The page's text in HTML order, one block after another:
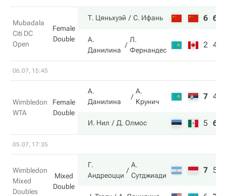
Mubadala
Citi DC
Open
Female
Double
Т. Цяньхуэй С. Ифань 6 6
А.
Данилина
Л.
Фернандес
2 4
06.07, 15:45
Wimbledon
WTA
Female
Double
А.
Данилина
А.
Крунич
7 4
И. Нил Д. Олмос 5 6
05.07, 17:35
Wimbledon
Mixed
Doubles
Mixed
Double
Г.
Андреоцци
А.
Сутджиади
7 5